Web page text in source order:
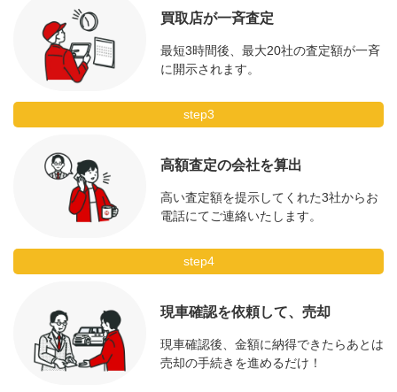
買取店が一斉査定
最短3時間後、最大20社の査定額が一斉
に開示されます。
step3
高額査定の会社を算出
高い査定額を提示してくれた3社からお
電話にてご連絡いたします。
step4
現車確認を依頼して、売却
現車確認後、金額に納得できたらあとは
売却の手続きを進めるだけ！